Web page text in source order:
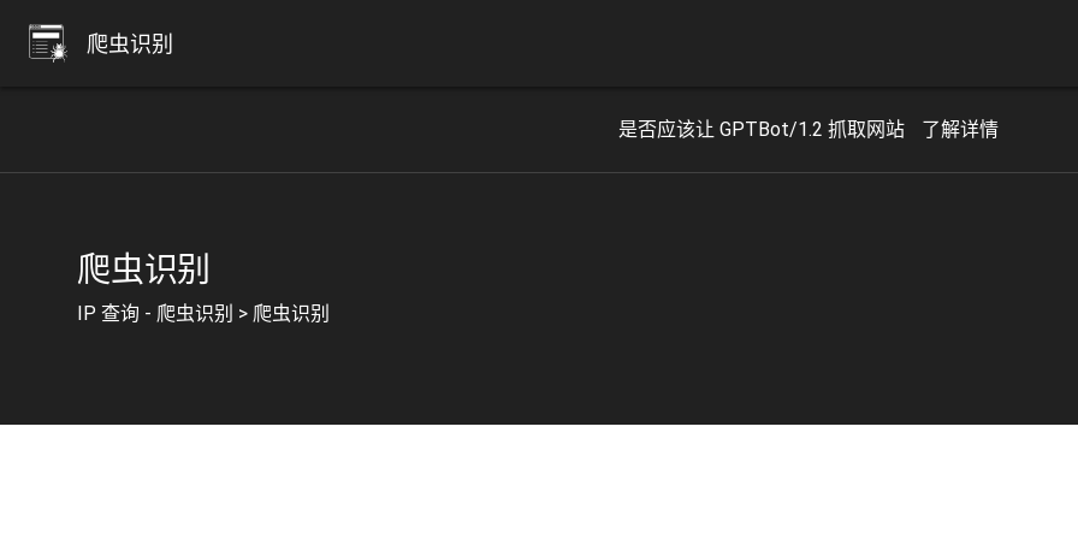
爬虫识别
是否应该让 GPTBot/1.2 抓取网站 了解详情
爬虫识别
IP 查询 - 爬虫识别 > 爬虫识别